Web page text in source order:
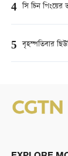
4 সি চিন
5 বৃহস্পতিবার